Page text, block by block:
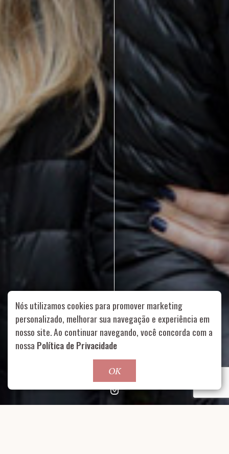
Rua Aurélia, 1714 – Vila Romana, São Paulo – SP | 55 11
99178-5848 | contato@nucleofood.com
Role para continar
Nós utilizamos cookies para promover marketing
personalizado, melhorar sua navegação e experiência em
nosso site. Ao continuar navegando, você concorda com a
nossa Política de Privacidade
OK